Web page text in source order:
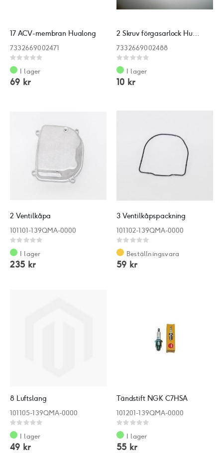
17 ACV-membran Hualong
7332669002471
Rating:
0%
I lager
69 kr
2 Skruv förgasarlock Hualong
7332669002488
Rating:
0%
I lager
10 kr
2 Ventilkåpa
101101-139QMA-0000
Rating:
0%
I lager
235 kr
3 Ventilkåpspackning
101102-139QMA-0000
Rating:
0%
Beställningsvara
59 kr
8 Luftslang
101105-139QMA-0000
Rating:
0%
I lager
49 kr
Tändstift NGK C7HSA
101201-139QMA-0000
Rating:
0%
I lager
55 kr